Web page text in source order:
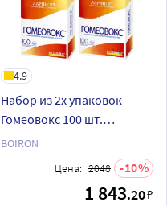
4.9
Набор из 2х упаковок
Гомеовокс 100 шт.
таблетки при охриплости
BOIRON
Цена: 2048 10
1 843.20₽